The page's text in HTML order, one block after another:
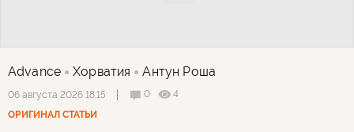
Advance Хорватия Антун Роша
06 августа 2026 18:15 0
4
ОРИГИНАЛ СТАТЬИ